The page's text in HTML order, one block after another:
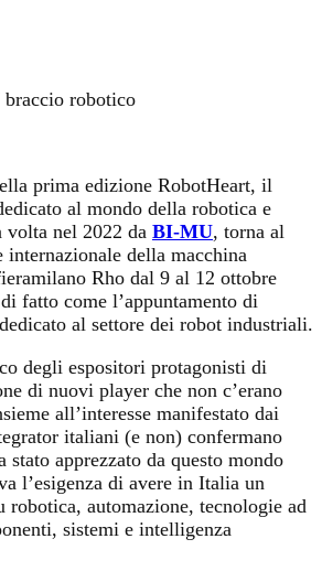
prima edizione RobotHeart, il
al mondo della robotica e
volta nel 2022 da BI-MU, torna al
internazionale della macchina
Rho dal 9 al 12 ottobre
fatto come l’appuntamento di
al settore dei robot industriali.
degli espositori protagonisti di
di nuovi player che non c’erano
all’interesse manifestato dai
italiani (e non) confermano
stato apprezzato da questo mondo
l’esigenza di avere in Italia un
robotica, automazione, tecnologie ad
sistemi e intelligenza